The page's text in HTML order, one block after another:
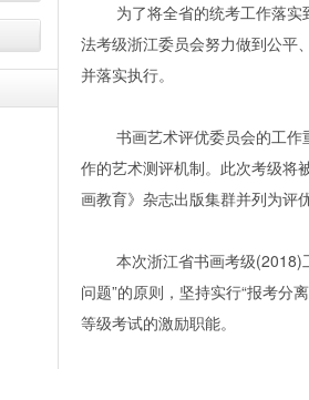
为了将全省的统考工作落实到
法考级浙江委员会努力做到公平
并落实执行。
书画艺术评优委员会的工作重
作的艺术测评机制。此次考级将
画教育》杂志出版集群并列为评
本次浙江省书画考级(2018)工
问题”的原则，坚持实行“报考分
等级考试的激励职能。